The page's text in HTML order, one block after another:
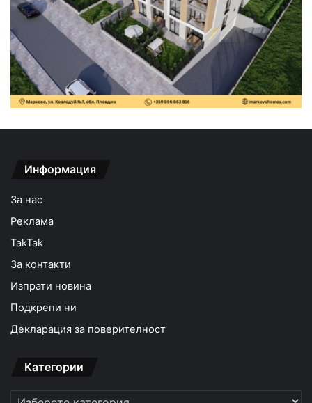
Информация
За нас
Реклама
TakTak
За контакти
Изпрати новина
Подкрепи ни
Декларация за поверителност
Категории
Категории